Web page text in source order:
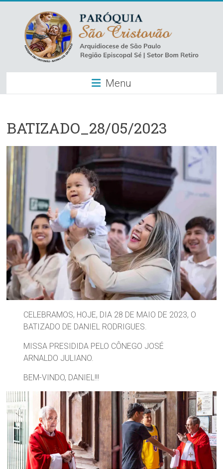
content
Paróquia
São
–
Luz
Arquidiocese
de
São
Paulo
Região
Episcopal
Sé
–
Setor
Bom
Retiro
Menu
BATIZADO_28/05/2023
CELEBRAMOS, HOJE, DIA 28 DE MAIO DE 2023, O
BATIZADO DE DANIEL RODRIGUES.
MISSA PRESIDIDA PELO CÔNEGO JOSÉ
ARNALDO JULIANO.
BEM-VINDO, DANIEL!!!